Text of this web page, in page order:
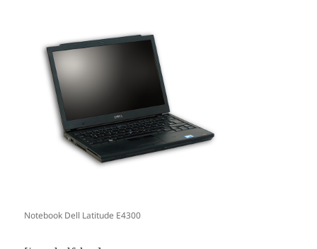
Notebook Dell Latitude E4300